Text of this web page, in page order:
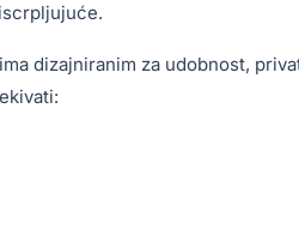
dizajniranim za udobnost,